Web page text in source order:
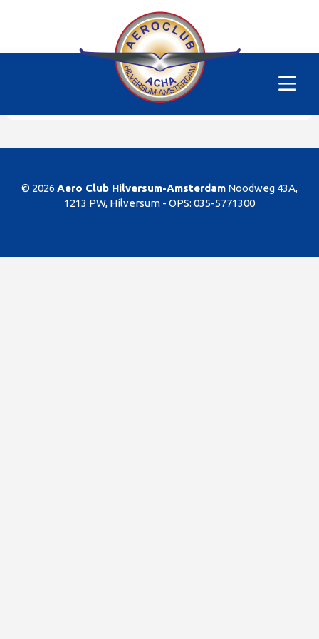
PH-MFT
Dit gedeelte van de website is alleen voor de
leden/begunstigers van onze club. Sorry. U kunt
natuurlijk altijd lid worden!
© 2026 Aero Club Hilversum-Amsterdam Noodweg 43A,
1213 PW, Hilversum - OPS: 035-5771300